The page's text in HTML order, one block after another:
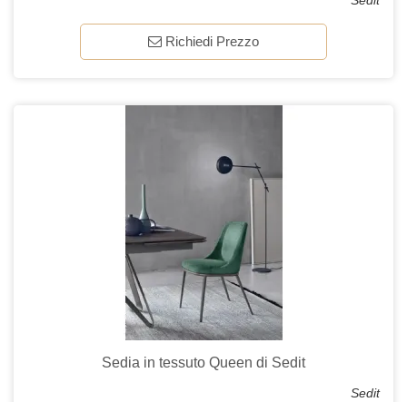
Richiedi Prezzo
Sedia in tessuto Queen di Sedit
Sedit